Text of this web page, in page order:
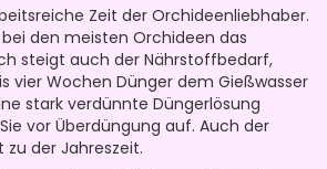
Zeit der Orchideenliebhaber.
den meisten Orchideen das
steigt auch der Nährstoffbedarf,
vier Wochen Dünger dem Gießwasser
stark verdünnte Düngerlösung
vor Überdüngung auf. Auch der
der Jahreszeit.